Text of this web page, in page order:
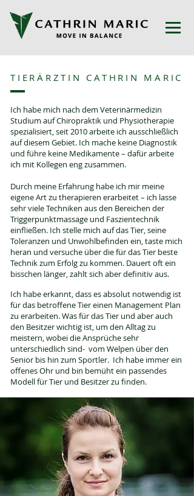
TIERÄRZTIN CATHRIN MARIC
Ich habe mich nach dem Veterinärmedizin
Studium auf Chiropraktik und Physiotherapie
spezialisiert, seit 2010 arbeite ich ausschließlich
auf diesem Gebiet. Ich mache keine Diagnostik
und führe keine Medikamente – dafür arbeite
ich mit Kollegen eng zusammen.
Durch meine Erfahrung habe ich mir meine
eigene Art zu therapieren erarbeitet – ich lasse
sehr viele Techniken aus den Bereichen der
Triggerpunktmassage und Faszientechnik
einfließen. Ich stelle mich auf das Tier, seine
Toleranzen und Unwohlbefinden ein, taste mich
heran und versuche über die für das Tier beste
Technik zum Erfolg zu kommen. Dauert oft ein
bisschen länger, zahlt sich aber definitiv aus.
Ich habe erkannt, dass es absolut notwendig ist
für das betroffene Tier einen Management Plan
zu erarbeiten. Was für das Tier und aber auch
den Besitzer wichtig ist, um den Alltag zu
meistern, wobei die Ansprüche sehr
unterschiedlich sind- vom Welpen über den
Senior bis hin zum Sportler. Ich habe immer ein
offenes Ohr und bin bemüht ein passendes
Modell für Tier und Besitzer zu finden.